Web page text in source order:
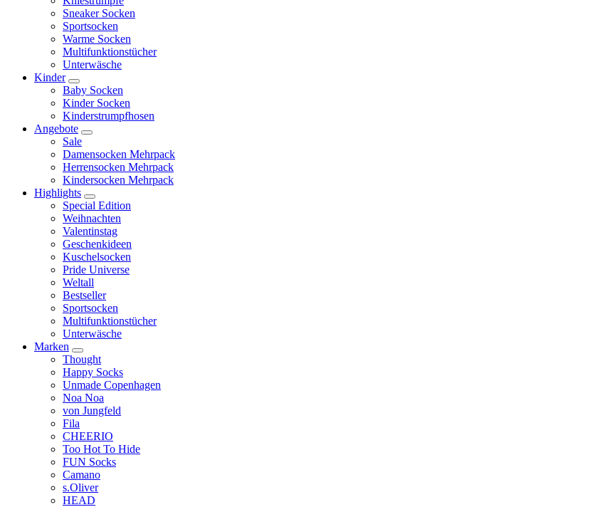
Sneaker Socken
Sportsocken
Warme Socken
Multifunktionstücher
Unterwäsche
Kinder
Baby Socken
Kinder Socken
Kinderstrumpfhosen
Angebote
Sale
Damensocken Mehrpack
Herrensocken Mehrpack
Kindersocken Mehrpack
Highlights
Special Edition
Weihnachten
Valentinstag
Geschenkideen
Kuschelsocken
Pride Universe
Weltall
Bestseller
Sportsocken
Multifunktionstücher
Unterwäsche
Marken
Thought
Happy Socks
Unmade Copenhagen
Noa Noa
von Jungfeld
Fila
CHEERIO
Too Hot To Hide
FUN Socks
Camano
s.Oliver
HEAD